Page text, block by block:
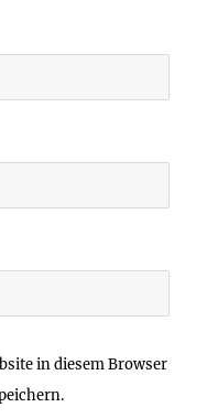
in diesem Browser